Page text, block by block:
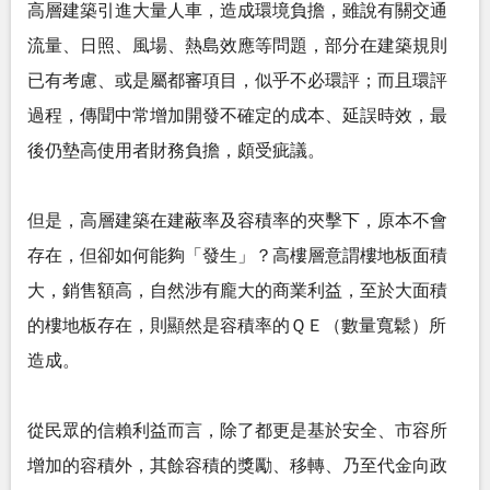
高層建築引進大量人車，造成環境負擔，雖說有關交通
流量、日照、風場、熱島效應等問題，部分在建築規則
已有考慮、或是屬都審項目，似乎不必環評；而且環評
過程，傳聞中常增加開發不確定的成本、延誤時效，最
後仍墊高使用者財務負擔，頗受疵議。
但是，高層建築在建蔽率及容積率的夾擊下，原本不會
存在，但卻如何能夠「發生」？高樓層意謂樓地板面積
大，銷售額高，自然涉有龐大的商業利益，至於大面積
的樓地板存在，則顯然是容積率的ＱＥ（數量寬鬆）所
造成。
從民眾的信賴利益而言，除了都更是基於安全、市容所
增加的容積外，其餘容積的獎勵、移轉、乃至代金向政